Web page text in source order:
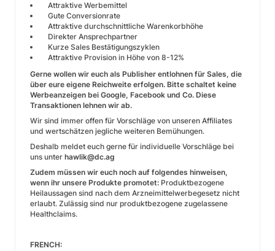
Attraktive Werbemittel
Gute Conversionrate
Attraktive durchschnittliche Warenkorbhöhe
Direkter Ansprechpartner
Kurze Sales Bestätigungszyklen
Attraktive Provision in Höhe von 8-12%
Gerne wollen wir euch als Publisher entlohnen für Sales, die
über eure eigene Reichweite erfolgen. Bitte schaltet keine
Werbeanzeigen bei Google, Facebook und Co. Diese
Transaktionen lehnen wir ab.
Wir sind immer offen für Vorschläge von unseren Affiliates
und wertschätzen jegliche weiteren Bemühungen.
Deshalb meldet euch gerne für individuelle Vorschläge bei
uns unter hawlik@dc.ag
Zudem müssen wir euch noch auf folgendes hinweisen,
wenn ihr unsere Produkte promotet: Produktbezogene
Heilaussagen sind nach dem Arzneimittelwerbegesetz nicht
erlaubt. Zulässig sind nur produktbezogene zugelassene
Healthclaims.
FRENCH: